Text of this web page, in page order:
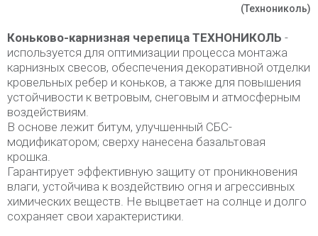
(Технониколь)
Коньково-карнизная черепица ТЕХНОНИКОЛЬ -
используется для оптимизации процесса монтажа
карнизных свесов, обеспечения декоративной отделки
кровельных ребер и коньков, а также для повышения
устойчивости к ветровым, снеговым и атмосферным
воздействиям.
В основе лежит битум, улучшенный СБС-
модификатором; сверху нанесена базальтовая
крошка.
Гарантирует эффективную защиту от проникновения
влаги, устойчива к воздействию огня и агрессивных
химических веществ. Не выцветает на солнце и долго
сохраняет свои характеристики.